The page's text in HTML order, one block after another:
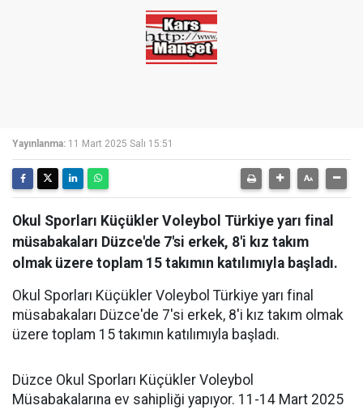
Yayınlanma: 11 Mart 2025 Salı 15:51
Okul Sporları Küçükler Voleybol Türkiye yarı final
müsabakaları Düzce'de 7'si erkek, 8'i kız takım
olmak üzere toplam 15 takımın katılımıyla başladı.
Okul Sporları Küçükler Voleybol Türkiye yarı final
müsabakaları Düzce'de 7'si erkek, 8'i kız takım olmak
üzere toplam 15 takımın katılımıyla başladı.
Düzce Okul Sporları Küçükler Voleybol
Müsabakalarına ev sahipliği yapıyor. 11-14 Mart 2025